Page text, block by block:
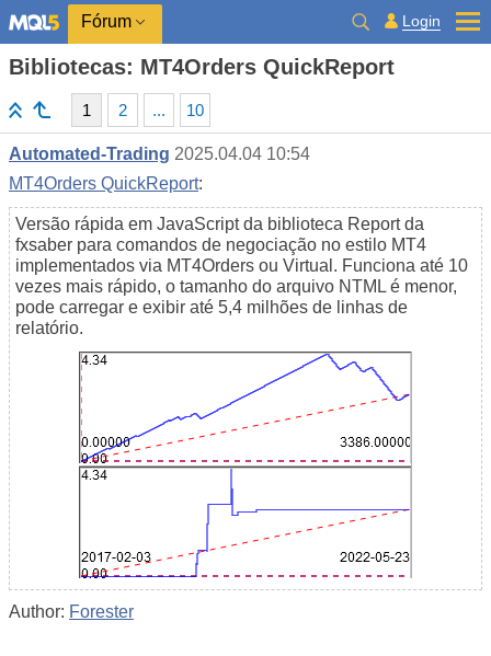
Fórum Login
Bibliotecas: MT4Orders QuickReport
1 2 ... 10
Automated-Trading 2025.04.04 10:54
MT4Orders QuickReport:
Versão rápida em JavaScript da biblioteca Report da
fxsaber para comandos de negociação no estilo MT4
implementados via MT4Orders ou Virtual. Funciona até 10
vezes mais rápido, o tamanho do arquivo NTML é menor,
pode carregar e exibir até 5,4 milhões de linhas de
relatório.
Author: Forester